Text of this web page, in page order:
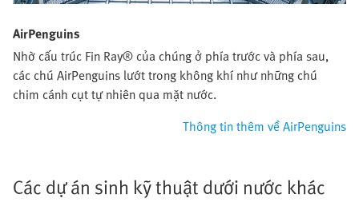
AirPenguins
Nhờ cấu trúc Fin Ray® của chúng ở phía trước và phía sau,
các chú AirPenguins lướt trong không khí như những chú
chim cánh cụt tự nhiên qua mặt nước.
Thông tin thêm về AirPenguins
Các dự án sinh kỹ thuật dưới nước khác